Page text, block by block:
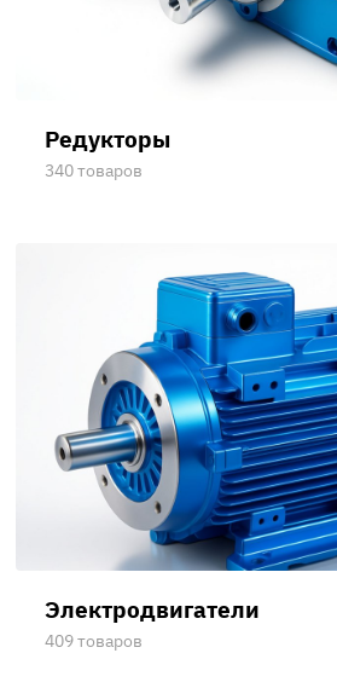
Редукторы
340 товаров
Электродвигатели
409 товаров